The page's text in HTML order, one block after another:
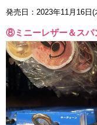
発売日：2023年11月16日(
⑧ミニーレザー＆スパ